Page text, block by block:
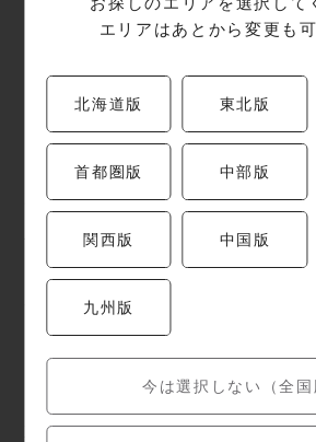
エリアはあとから変更も可
北海道版 東北版
首都圏版 中部版
関西版 中国版
九州版
今は選択しない（全国
「戻りかつお」は高タンパクであ
という、ダイエット中の方にも嬉
質の良いタンパク質は、筋肉の生
立ちます。
また、タンパク質の摂取は満腹感
食べ過ぎを防ぎたい方にぴったりで
たとえば、居酒屋メニューの「戻
「戻り鰹カツ」は、タンパク質を
好の選択肢です。